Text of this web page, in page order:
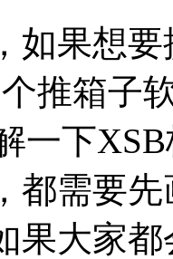
如果想
推箱子
一下
都需要
果大家